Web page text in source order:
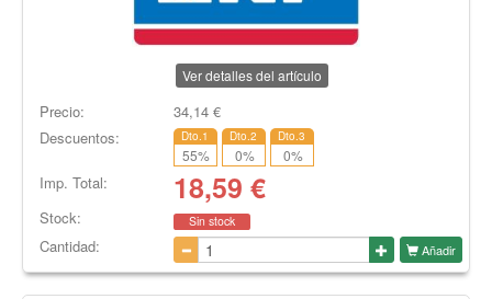
Ver detalles del artículo
Precio: 34,14€
Descuentos:
Dto.1
55%
Dto.2
0%
Dto.3
0%
Imp. Total: 18,59 €
Stock: Sin stock
Cantidad: Añadir